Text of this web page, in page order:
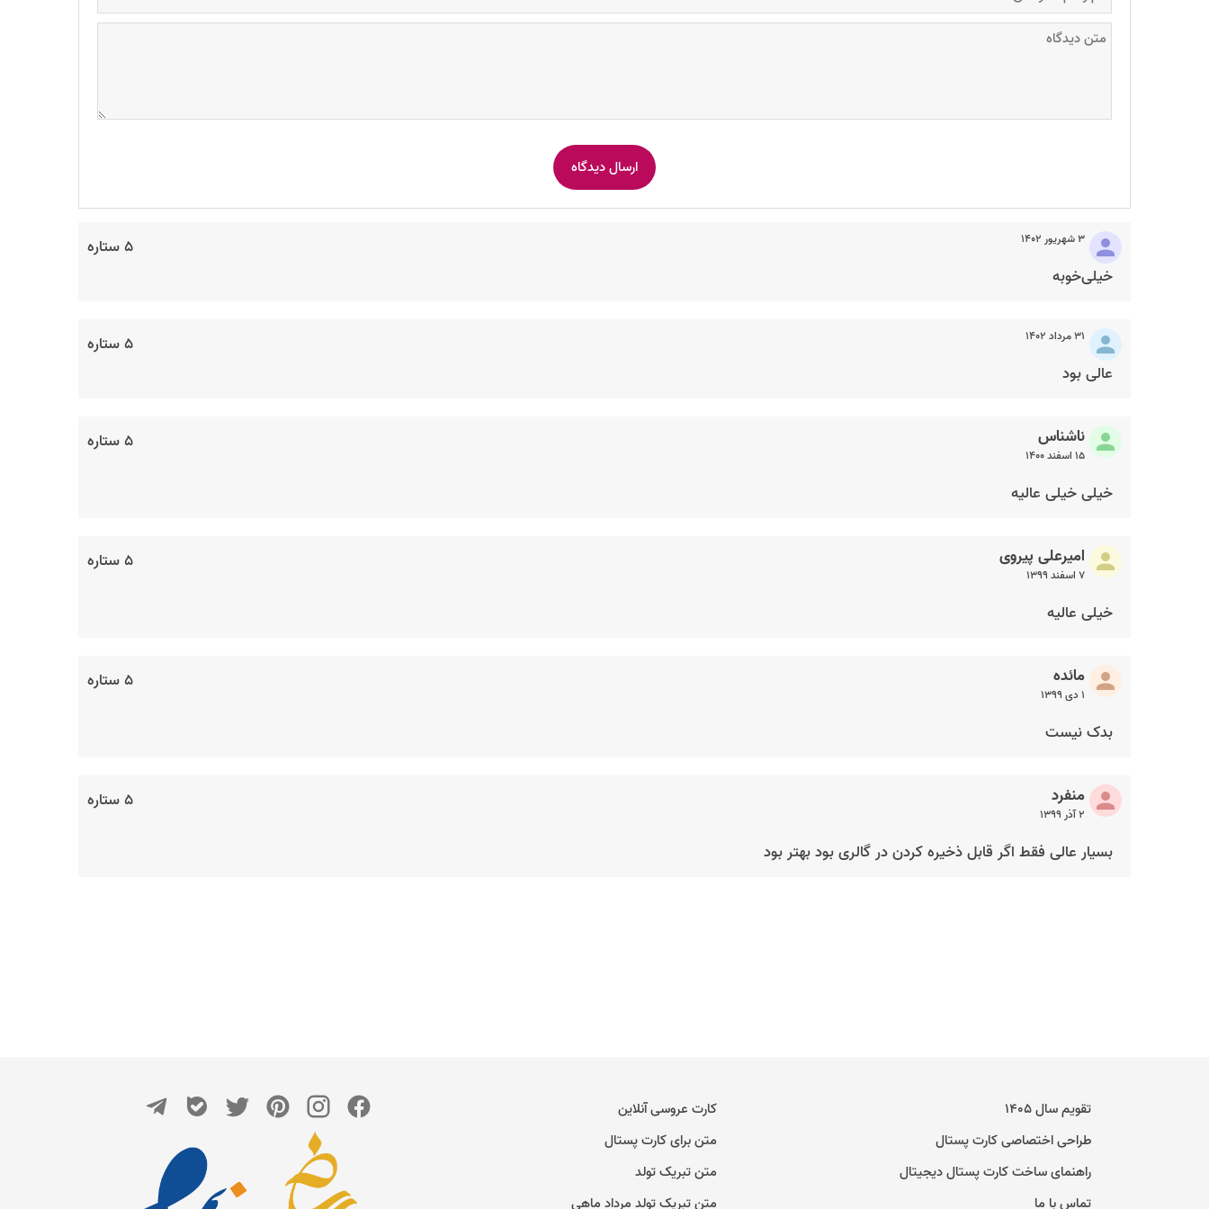
۵ ستاره ۳ شهریور ۱۴۰۲
خیلی‌خوبه
۵ ستاره ۳۱ مرداد ۱۴۰۲
عالی بود
۵ ستاره ناشناس
۱۵ اسفند ۱۴۰۰
خیلی خیلی عالیه
۵ ستاره امیرعلی پیروی
۷ اسفند ۱۳۹۹
خیلی عالیه
۵ ستاره مائده
۱ دی ۱۳۹۹
بدک نیست
۵ ستاره منفرد
۲ آذر ۱۳۹۹
بسیار عالی فقط اگر قابل ذخیره کردن در گالری بود بهتر بود
تقویم سال ۱۴۰۵
طراحی اختصاصی کارت پستال
راهنمای ساخت کارت پستال دیجیتال
تماس با ما
کارت عروسی آنلاین
متن برای کارت پستال
متن تبریک تولد
متن تبریک تولد مرداد ماهی